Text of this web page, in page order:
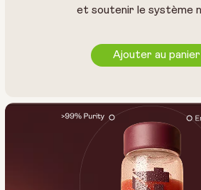
et soutenir le système
Ajouter au panier